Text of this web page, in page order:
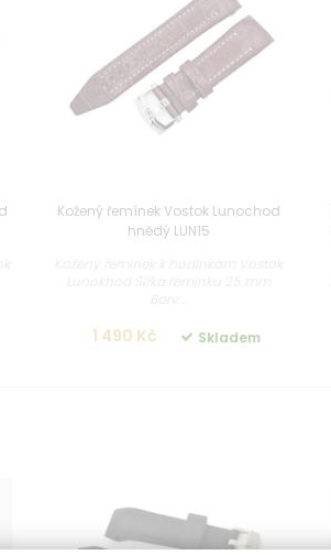
Kožený řemínek Vostok Lunochod
hnědý LUN15
1 490 Kč Skladem